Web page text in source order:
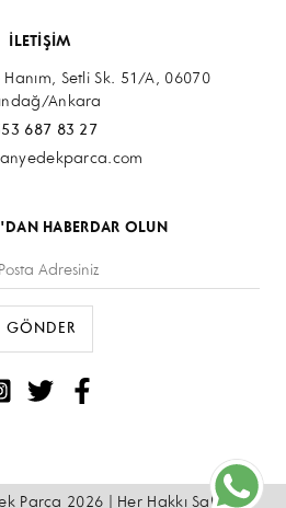
İLETİŞİM
Hanım, Setli Sk. 51/A, 06070
Ankara
687 83 27
HABERDAR OLUN
Parça 2026 | Her Hakkı Saklıdır.